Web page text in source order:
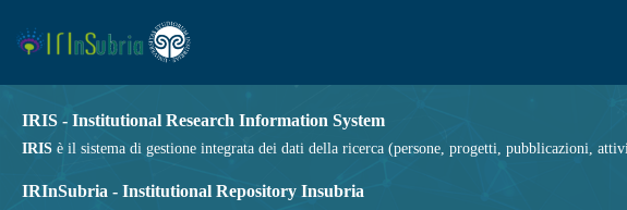
IRIS - Institutional Research Information System
IRIS è il sistema di gestione integrata dei dati della ricerca (persone, progetti, pubblicazioni,
IRInSubria - Institutional Repository Insubria